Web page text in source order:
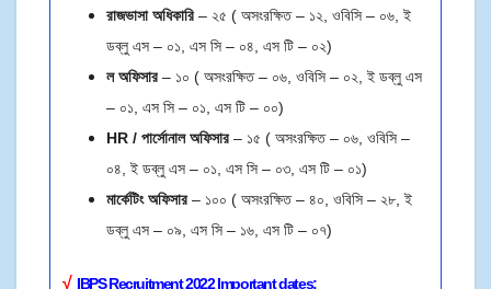
রাজভাসা অধিকারি– ২৫ ( অসংরক্ষিত – ১২, ওবিসি – ০৬, ই
ডব্লু এস – ০১, এস সি – ০৪, এস টি – ০২)
ল অফিসার– ১০ ( অসংরক্ষিত – ০৬, ওবিসি – ০২, ই ডব্লু এস
– ০১, এস সি – ০১, এস টি – ০০)
HR / পার্সোনাল অফিসার– ১৫ ( অসংরক্ষিত – ০৬, ওবিসি –
০৪, ই ডব্লু এস – ০১, এস সি – ০৩, এস টি – ০১)
মার্কেটিং অফিসার– ১০০ ( অসংরক্ষিত – ৪০, ওবিসি – ২৮, ই
ডব্লু এস – ০৯, এস সি – ১৬, এস টি – ০৭)
√IBPS Recruitment2022 Important dates: